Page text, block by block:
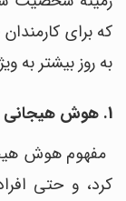
که برای
به روز بیشتر
1. هوش هیجانی
مفهوم هوش
کرد، و حتی